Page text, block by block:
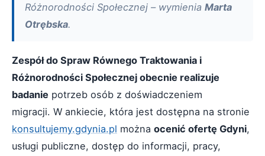
Różnorodności Społecznej – wymienia Marta
Otrębska.
Zespół do Spraw Równego Traktowania i
Różnorodności Społecznej obecnie realizuje
badanie potrzeb osób z doświadczeniem
migracji. W ankiecie, która jest dostępna na stronie
konsultujemy.gdynia.pl można ocenić ofertę Gdyni,
usługi publiczne, dostęp do informacji, pracy,